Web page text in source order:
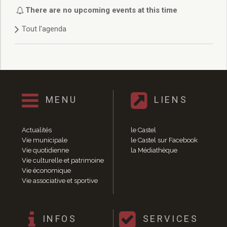
Délibérations 2021
Délibérations 2020
Délibérations 2019
Délibérations 2018
Délibérations 2014
Délibérations 2013
Délibérations 2011
Délibérations 2010
Délibérations 2009
Délibérations 2008
Agenda réunions publiques
Marchés publics
Vie quotidienne
There are no upcoming events at this time
Tout l'agenda
MENU
Actualités
Vie municipale
Vie quotidienne
Vie culturelle et patrimoine
Vie économique
Vie associative et sportive
LIENS
le Castel
le Castel sur Facebook
la Médiathèque
INFOS SERVICES